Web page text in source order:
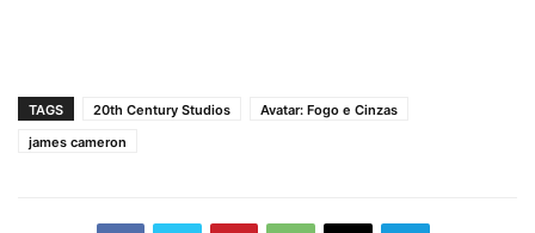
TAGS 20th Century Studios
Avatar: Fogo e Cinzas
james cameron